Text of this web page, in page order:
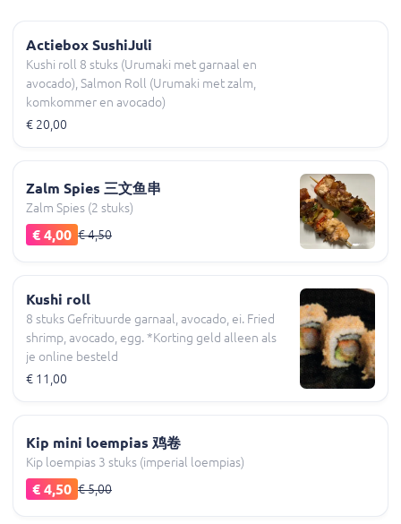
Actiebox SushiJuli
Kushi roll 8 stuks (Urumaki met garnaal en
avocado), Salmon Roll (Urumaki met zalm,
komkommer en avocado)
€ 20,00
Zalm Spies 三文鱼串
Zalm Spies (2 stuks)
€ 4,00 € 4,50
Kushi roll
8 stuks Gefrituurde garnaal, avocado, ei. Fried
shrimp, avocado, egg. *Korting geld alleen als
je online besteld
€ 11,00
Kip mini loempias 鸡卷
Kip loempias 3 stuks (imperial loempias)
€ 4,50 € 5,00